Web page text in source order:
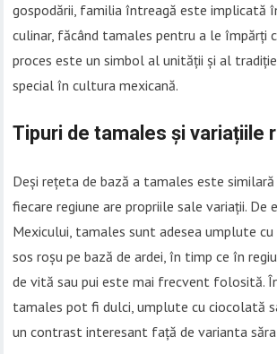
gospodării, familia întreagă este implicată
culinar, făcând tamales pentru a le împărți
proces este un simbol al unității și al
special în cultura mexicană.
Tipuri de tamales și variațiile
Deși rețeta de bază a tamales este
fiecare regiune are propriile sale variații. De
Mexicului, tamales sunt adesea umplute cu
sos roșu pe bază de ardei, în timp ce în
de vită sau pui este mai frecvent folosită.
tamales pot fi dulci, umplute cu ciocolată
un contrast interesant față de varianta